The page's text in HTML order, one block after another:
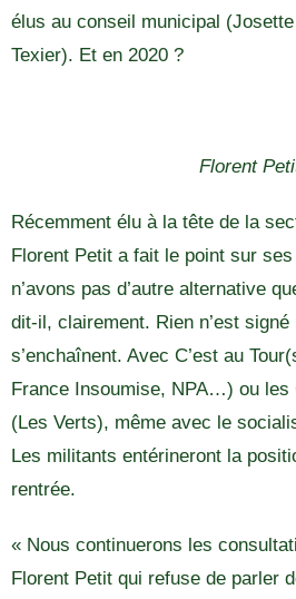
élus au conseil municipal
Texier). Et en 2020 ?
Florent
Récemment élu à la tête de la
Florent Petit a fait le point sur
n’avons pas d’autre alternative
dit-il, clairement. Rien n’est
s’enchaînent. Avec C’est au
France Insoumise, NPA…) ou les
(Les Verts), même avec le
Les militants entérineront la
rentrée.
« Nous continuerons les
Florent Petit qui refuse de parler